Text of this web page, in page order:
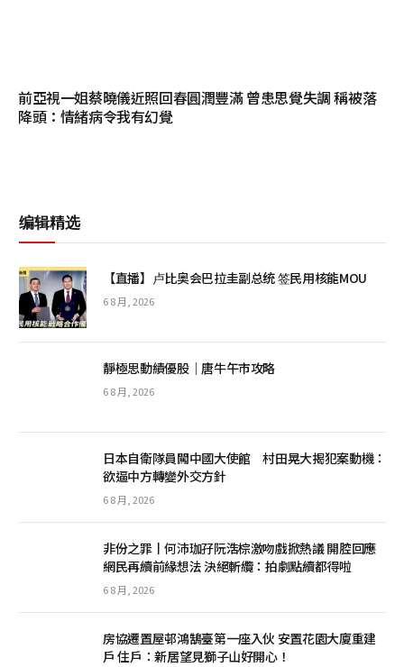
前亞視一姐蔡曉儀近照回春圓潤豐滿 曾患思覺失調 稱被落
降頭：情緒病令我有幻覺
编辑精选
【直播】卢比奥会巴拉圭副总统 签民用核能MOU
6 8 月, 2026
靜極思動績優股｜唐牛午市攻略
6 8 月, 2026
日本自衛隊員闖中國大使館 村田晃大揭犯案動機：
欲逼中方轉變外交方針
6 8 月, 2026
非份之罪丨何沛珈孖阮浩棕激吻戲掀熱議 開腔回應
網民再續前緣想法 決絕斬纜：拍劇點續都得啦
6 8 月, 2026
房協遷置屋邨鴻鵠臺第一座入伙 安置花園大廈重建
戶 住戶：新居望見獅子山好開心！